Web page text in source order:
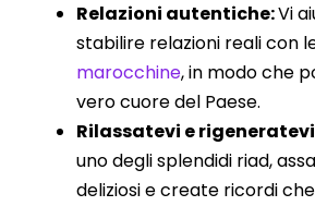
Relazioni autentiche:Vi
stabilire relazioni reali con
marocchine, in modo che
vero cuore del Paese.
Rilassatevi e
uno degli splendidi riad,
deliziosi e create ricordi